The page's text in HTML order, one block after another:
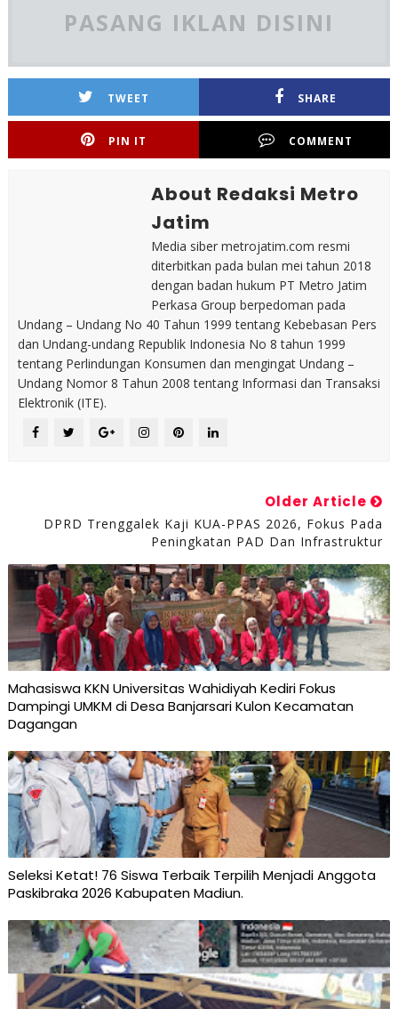
PASANG IKLAN DISINI
TWEET SHARE
PIN IT COMMENT
About Redaksi Metro
Jatim
Media siber metrojatim.com resmi
diterbitkan pada bulan mei tahun 2018
dengan badan hukum PT Metro Jatim
Perkasa Group berpedoman pada
Undang – Undang No 40 Tahun 1999 tentang Kebebasan Pers
dan Undang-undang Republik Indonesia No 8 tahun 1999
tentang Perlindungan Konsumen dan mengingat Undang –
Undang Nomor 8 Tahun 2008 tentang Informasi dan Transaksi
Elektronik (ITE).
Older Article
DPRD Trenggalek Kaji KUA-PPAS 2026, Fokus Pada
Peningkatan PAD Dan Infrastruktur
Mahasiswa KKN Universitas Wahidiyah Kediri Fokus
Dampingi UMKM di Desa Banjarsari Kulon Kecamatan
Dagangan
Seleksi Ketat! 76 Siswa Terbaik Terpilih Menjadi Anggota
Paskibraka 2026 Kabupaten Madiun.